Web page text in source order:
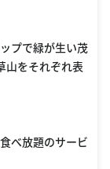
プで緑が生い茂
山をそれぞれ表
べ放題のサービ